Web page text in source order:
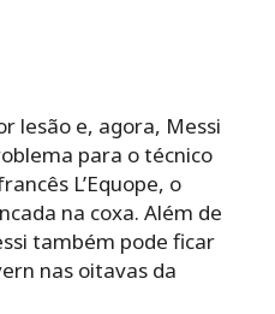
lesão e, agora, Messi
para o técnico
L’Equope, o
na coxa. Além de
também pode ficar
nas oitavas da